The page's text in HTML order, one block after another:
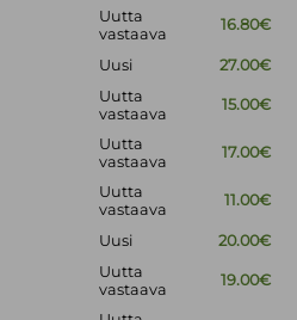
Uutta
vastaava
16.80€
Uusi 27.00€
Uutta
vastaava
15.00€
Uutta
vastaava
17.00€
Uutta
vastaava
11.00€
Uusi 20.00€
Uutta
vastaava
19.00€